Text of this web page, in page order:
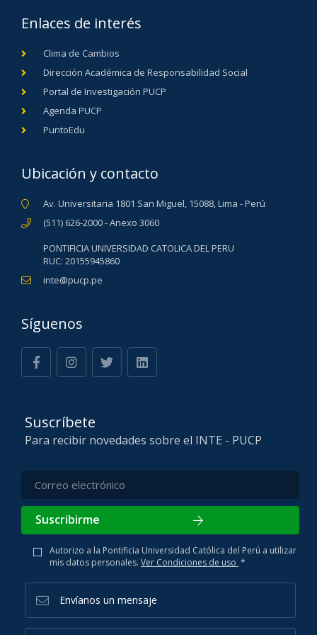
comunicación.
Enlaces de interés
Clima de Cambios
Dirección Académica de Responsabilidad Social
Portal de Investigación PUCP
Agenda PUCP
PuntoEdu
Ubicación y contacto
Av. Universitaria 1801 San Miguel, 15088, Lima - Perú
(511) 626-2000 - Anexo 3060
PONTIFICIA UNIVERSIDAD CATOLICA DEL PERU
RUC: 20155945860
inte@pucp.pe
Síguenos
Suscríbete
Para recibir novedades sobre el INTE - PUCP
Suscribirme
Autorizo a la Pontificia Universidad Católica del Perú a utilizar
mis datos personales. Ver Condiciones de uso *
Envíanos un mensaje